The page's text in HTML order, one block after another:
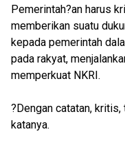
Pemerintah?an harus
memberikan suatu
kepada pemerintah
pada rakyat,
memperkuat NKRI.
?Dengan catatan,
katanya.